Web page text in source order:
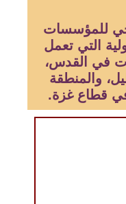
للمؤسسات
التي تعمل
في القدس،
والمنطقة
في قطاع غزة.